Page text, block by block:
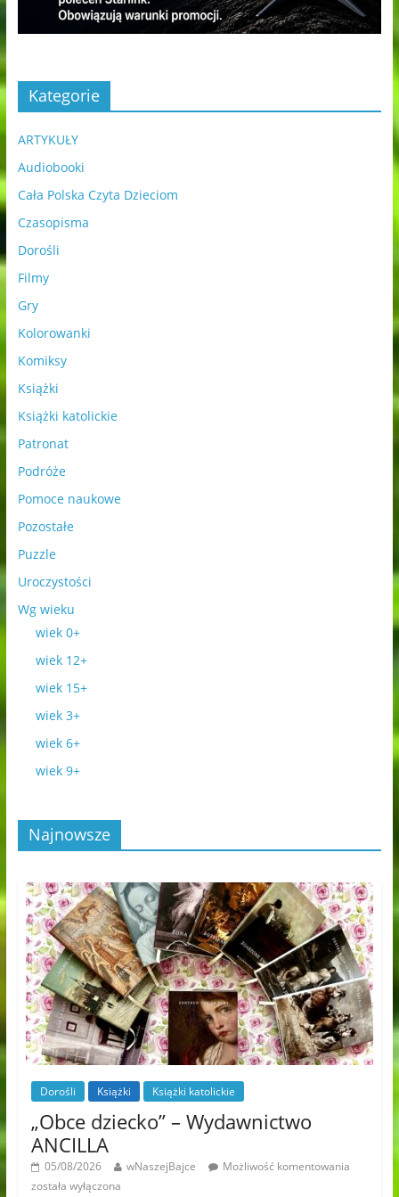
Kategorie
ARTYKUŁY
Audiobooki
Cała Polska Czyta Dzieciom
Czasopisma
Dorośli
Filmy
Gry
Kolorowanki
Komiksy
Książki
Książki katolickie
Patronat
Podróże
Pomoce naukowe
Pozostałe
Puzzle
Uroczystości
Wg wieku
wiek 0+
wiek 12+
wiek 15+
wiek 3+
wiek 6+
wiek 9+
Najnowsze
Dorośli Książki Książki katolickie
„Obce dziecko” – Wydawnictwo
ANCILLA
05/08/2026 wNaszejBajce
Możliwość komentowania
została wyłączona